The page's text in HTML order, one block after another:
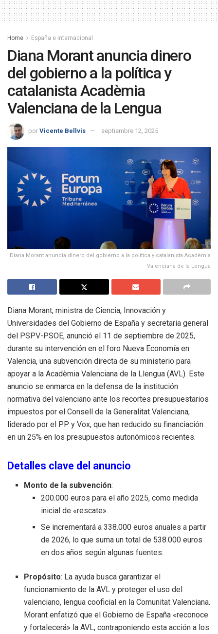
Home España e internacional
Diana Morant anuncia dinero
del gobierno a la política y
catalanista Acadèmia
Valenciana de la Lengua
por Vicente Bellvis septiembre 12, 2025
Diana Morant anuncia dinero del gobierno a la política y catalanista Acadèmia
Valenciana de la Lengua
Diana Morant, ministra de Ciencia, Innovación y
Universidades del Gobierno de España y secretaria general
del PSPV-PSOE, anunció el 11 de septiembre de 2025,
durante su intervención en el foro Nueva Economía en
Valencia, una subvención directa de su ministerio para
apoyar a la Acadèmia Valenciana de la Llengua (AVL). Este
anuncio se enmarca en la defensa de la institución
normativa del valenciano ante los recortes presupuestarios
impuestos por el Consell de la Generalitat Valenciana,
liderado por el PP y Vox, que han reducido su financiación
en un 25% en los presupuestos autonómicos recientes.
Detalles clave del anuncio
Monto de la subvención:
200.000 euros para el año 2025, como medida
inicial de «rescate».
Se incrementará a 338.000 euros anuales a partir
de 2026, lo que suma un total de 538.000 euros
en dos años según algunas fuentes.
Propósito: La ayuda busca garantizar el
funcionamiento de la AVL y proteger el uso del
valenciano, lengua cooficial en la Comunitat Valenciana.
Morant enfatizó que el Gobierno de España «reconoce
y fortalecerá» la AVL, contraponiendo esta acción a los